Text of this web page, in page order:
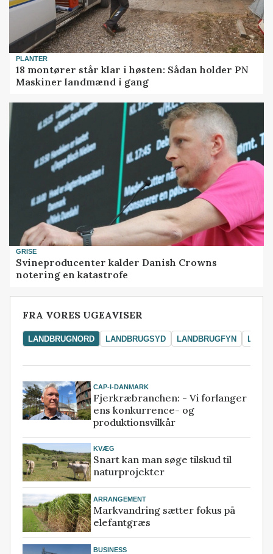
PLANTER
18 montører står klar i høsten: Sådan holder PN
Maskiner landmænd i gang
GRISE
Svineproducenter kalder Danish Crowns
notering en katastrofe
FRA VORES UGEAVISER
LANDBRUGNORD LANDBRUGSYD LANDBRUGFYN
CAP-I-DANMARK
Fjerkræbranchen: - Vi forlanger
ens konkurrence- og
produktionsvilkår
KVÆG
Snart kan man søge tilskud til
naturprojekter
ARRANGEMENT
Markvandring sætter fokus på
elefantgræs
BUSINESS